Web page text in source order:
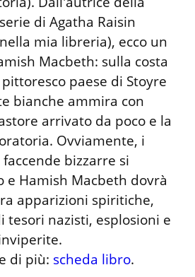
di Agatha Raisin
mia libreria), ecco un
Macbeth: sulla costa
pittoresco paese di Stoyre
bianche ammira con
arrivato da poco e la
Ovviamente, i
bizzarre si
e Hamish Macbeth dovrà
apparizioni spiritiche,
tesori nazisti, esplosioni e
di più: scheda libro.